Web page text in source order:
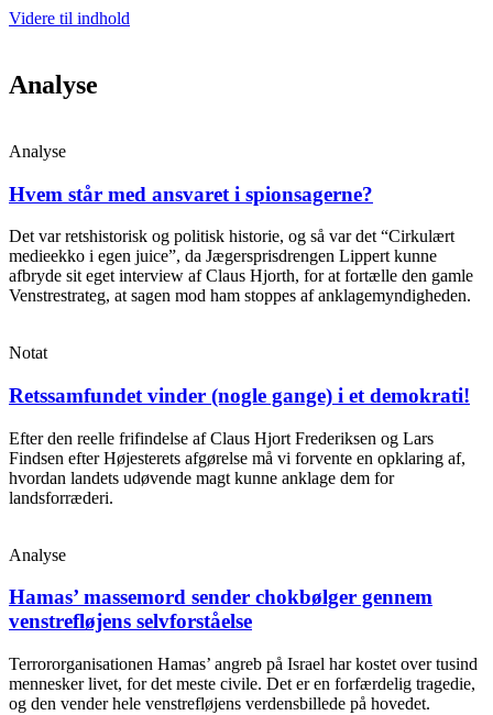
Videre til indhold
Analyse
Analyse
Hvem står med ansvaret i spionsagerne?
Det var retshistorisk og politisk historie, og så var det “Cirkulært
medieekko i egen juice”, da Jægersprisdrengen Lippert kunne
afbryde sit eget interview af Claus Hjorth, for at fortælle den gamle
Venstrestrateg, at sagen mod ham stoppes af anklagemyndigheden.
Notat
Retssamfundet vinder (nogle gange) i et demokrati!
Efter den reelle frifindelse af Claus Hjort Frederiksen og Lars
Findsen efter Højesterets afgørelse må vi forvente en opklaring af,
hvordan landets udøvende magt kunne anklage dem for
landsforræderi.
Analyse
Hamas’ massemord sender chokbølger gennem
venstrefløjens selvforståelse
Terrororganisationen Hamas’ angreb på Israel har kostet over tusind
mennesker livet, for det meste civile. Det er en forfærdelig tragedie,
og den vender hele venstrefløjens verdensbillede på hovedet.